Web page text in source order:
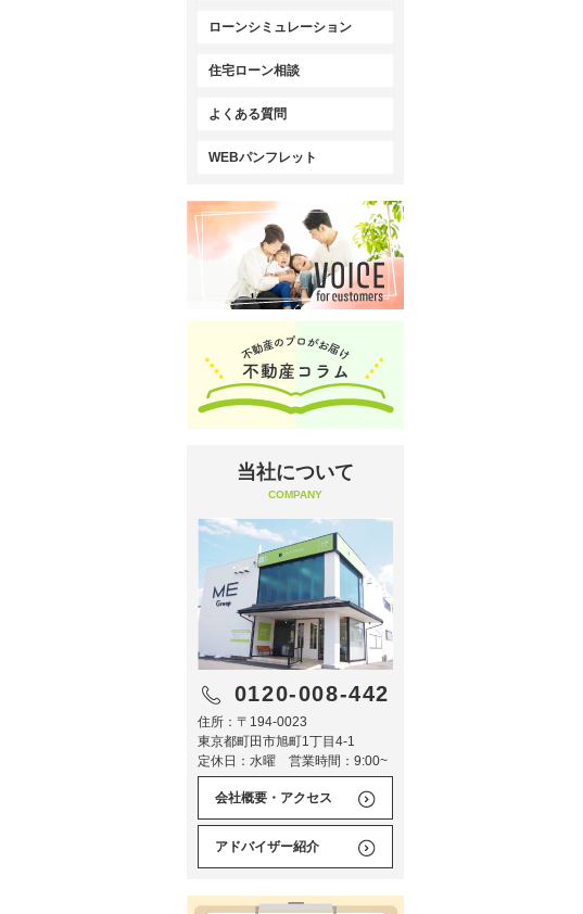
ローンシミュレーション
住宅ローン相談
よくある質問
WEBパンフレット
当社について
COMPANY
0120-008-442
住所：〒194-0023
東京都町田市旭町1丁目4-1
定休日：水曜 営業時間：9:00~
会社概要・アクセス
アドバイザー紹介